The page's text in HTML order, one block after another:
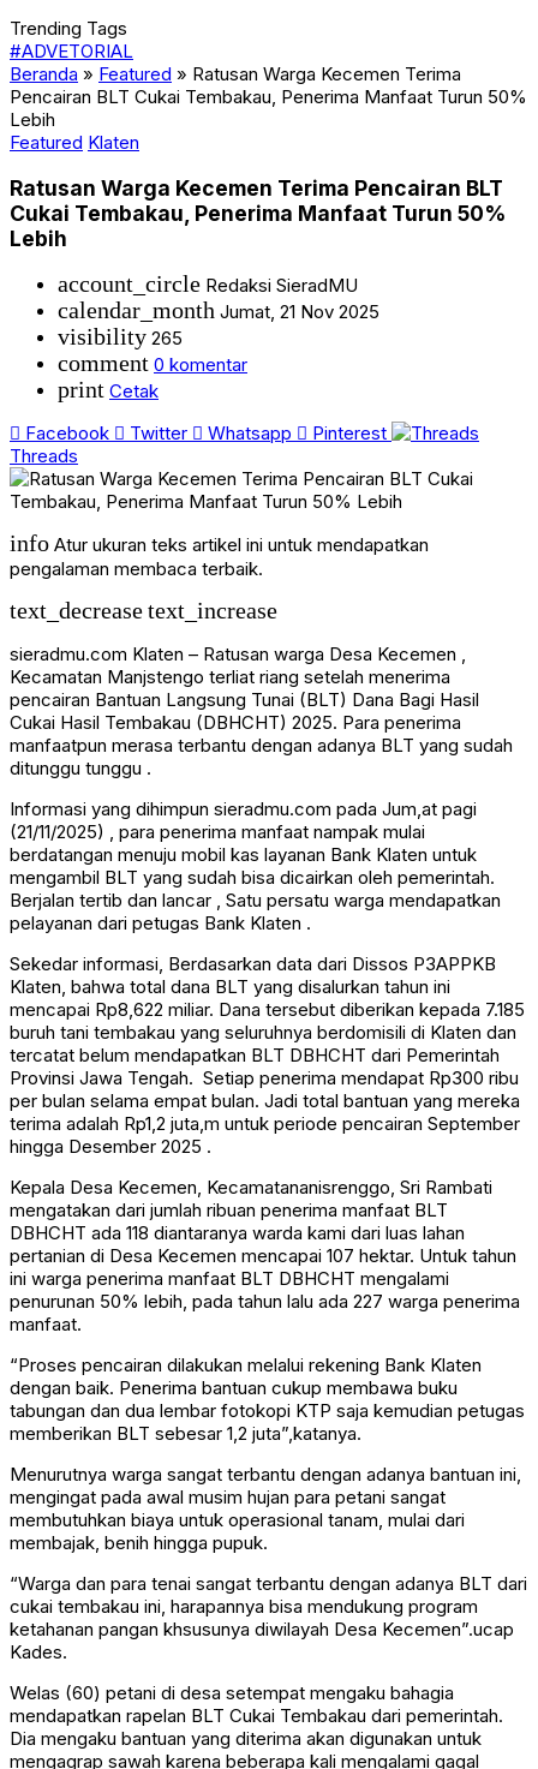
Trending Tags
#ADVETORIAL
Beranda » Featured » Ratusan Warga Kecemen Terima
Pencairan BLT Cukai Tembakau, Penerima Manfaat Turun 50%
Lebih
Featured Klaten
Ratusan Warga Kecemen Terima Pencairan BLT
Cukai Tembakau, Penerima Manfaat Turun 50%
Lebih
account_circle Redaksi SieradMU
calendar_month Jumat, 21 Nov 2025
visibility 265
comment 0 komentar
print Cetak
Facebook
Twitter Whatsapp
Pinterest
Threads
info Atur ukuran teks artikel ini untuk mendapatkan
pengalaman membaca terbaik.
text_decreasetext_increase
sieradmu.com Klaten – Ratusan warga Desa Kecemen ,
Kecamatan Manjstengo terliat riang setelah menerima
pencairan Bantuan Langsung Tunai (BLT) Dana Bagi Hasil
Cukai Hasil Tembakau (DBHCHT) 2025. Para penerima
manfaatpun merasa terbantu dengan adanya BLT yang sudah
ditunggu tunggu .
Informasi yang dihimpun sieradmu.com pada Jum,at pagi
(21/11/2025) , para penerima manfaat nampak mulai
berdatangan menuju mobil kas layanan Bank Klaten untuk
mengambil BLT yang sudah bisa dicairkan oleh pemerintah.
Berjalan tertib dan lancar , Satu persatu warga mendapatkan
pelayanan dari petugas Bank Klaten .
Sekedar informasi, Berdasarkan data dari Dissos P3APPKB
Klaten, bahwa total dana BLT yang disalurkan tahun ini
mencapai Rp8,622 miliar. Dana tersebut diberikan kepada 7.185
buruh tani tembakau yang seluruhnya berdomisili di Klaten dan
tercatat belum mendapatkan BLT DBHCHT dari Pemerintah
Provinsi Jawa Tengah. Setiap penerima mendapat Rp300 ribu
per bulan selama empat bulan. Jadi total bantuan yang mereka
terima adalah Rp1,2 juta,m untuk periode pencairan September
hingga Desember 2025 .
Kepala Desa Kecemen, Kecamatananisrenggo, Sri Rambati
mengatakan dari jumlah ribuan penerima manfaat BLT
DBHCHT ada 118 diantaranya warda kami dari luas lahan
pertanian di Desa Kecemen mencapai 107 hektar. Untuk tahun
ini warga penerima manfaat BLT DBHCHT mengalami
penurunan 50% lebih, pada tahun lalu ada 227 warga penerima
manfaat.
“Proses pencairan dilakukan melalui rekening Bank Klaten
dengan baik. Penerima bantuan cukup membawa buku
tabungan dan dua lembar fotokopi KTP saja kemudian petugas
memberikan BLT sebesar 1,2 juta”,katanya.
Menurutnya warga sangat terbantu dengan adanya bantuan ini,
mengingat pada awal musim hujan para petani sangat
membutuhkan biaya untuk operasional tanam, mulai dari
membajak, benih hingga pupuk.
“Warga dan para tenai sangat terbantu dengan adanya BLT dari
cukai tembakau ini, harapannya bisa mendukung program
ketahanan pangan khsusunya diwilayah Desa Kecemen”.ucap
Kades.
Welas (60) petani di desa setempat mengaku bahagia
mendapatkan rapelan BLT Cukai Tembakau dari pemerintah.
Dia mengaku bantuan yang diterima akan digunakan untuk
mengagrap sawah karena beberapa kali mengalami gagal